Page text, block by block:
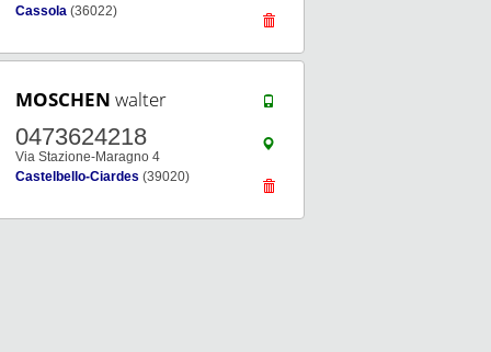
Cassola (36022)
MOSCHEN walter
0473624218
Via Stazione-Maragno 4
Castelbello-Ciardes (39020)